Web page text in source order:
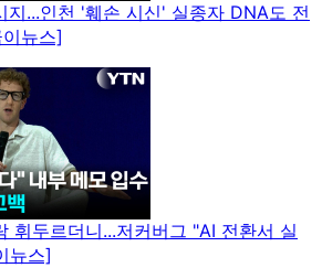
지...인천 '훼손 시신' 실종자 DNA도 전
뉴스]
휘두르더니...저커버그 "AI 전환서 실
뉴스]